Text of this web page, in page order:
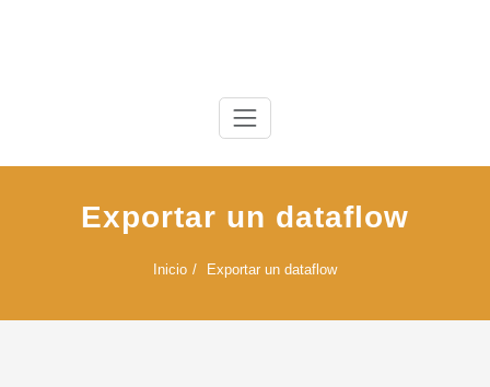
Exportar un dataflow
Inicio Exportar un dataflow